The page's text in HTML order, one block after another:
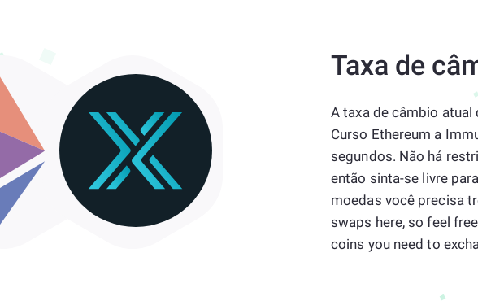
Taxa de
A taxa de câmbio atual
Curso Ethereum a
segundos. Não há
então sinta-se livre
moedas você precisa
swaps here, so feel
coins you need to